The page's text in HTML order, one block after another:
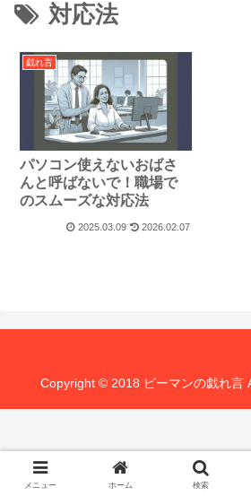
対応法
戯れ言
パソコン使えないおばさ
んと呼ばないで！職場で
のスムーズな対応法
2025.03.09 2026.02.07
Copyright © 2018 ピーマンの戯れ言
メニュー ホーム 検索